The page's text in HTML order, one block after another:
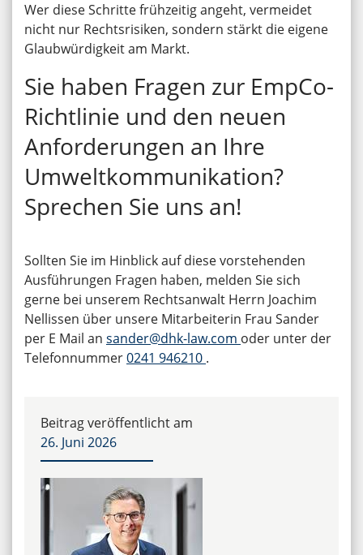
Wer diese Schritte frühzeitig angeht, vermeidet
nicht nur Rechtsrisiken, sondern stärkt die eigene
Glaubwürdigkeit am Markt.
Sie haben Fragen zur EmpCo-
Richtlinie und den neuen
Anforderungen an Ihre
Umweltkommunikation?
Sprechen Sie uns an!
Sollten Sie im Hinblick auf diese vorstehenden
Ausführungen Fragen haben, melden Sie sich
gerne bei unserem Rechtsanwalt Herrn Joachim
Nellissen über unsere Mitarbeiterin Frau Sander
per E Mail an sander@dhk-law.com oder unter der
Telefonnummer0241 946210 .
Beitrag veröffentlicht am
26. Juni 2026